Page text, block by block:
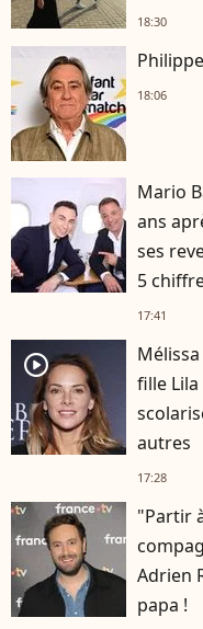
18:30
18:06
Mario
ans
ses
5
17:41
player2
fille
autres
17:28
"Partir
Adrien
papa !